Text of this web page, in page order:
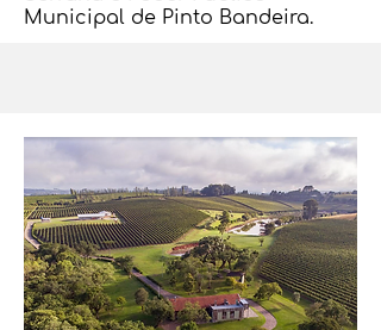
Municipal de Pinto Bandeira.